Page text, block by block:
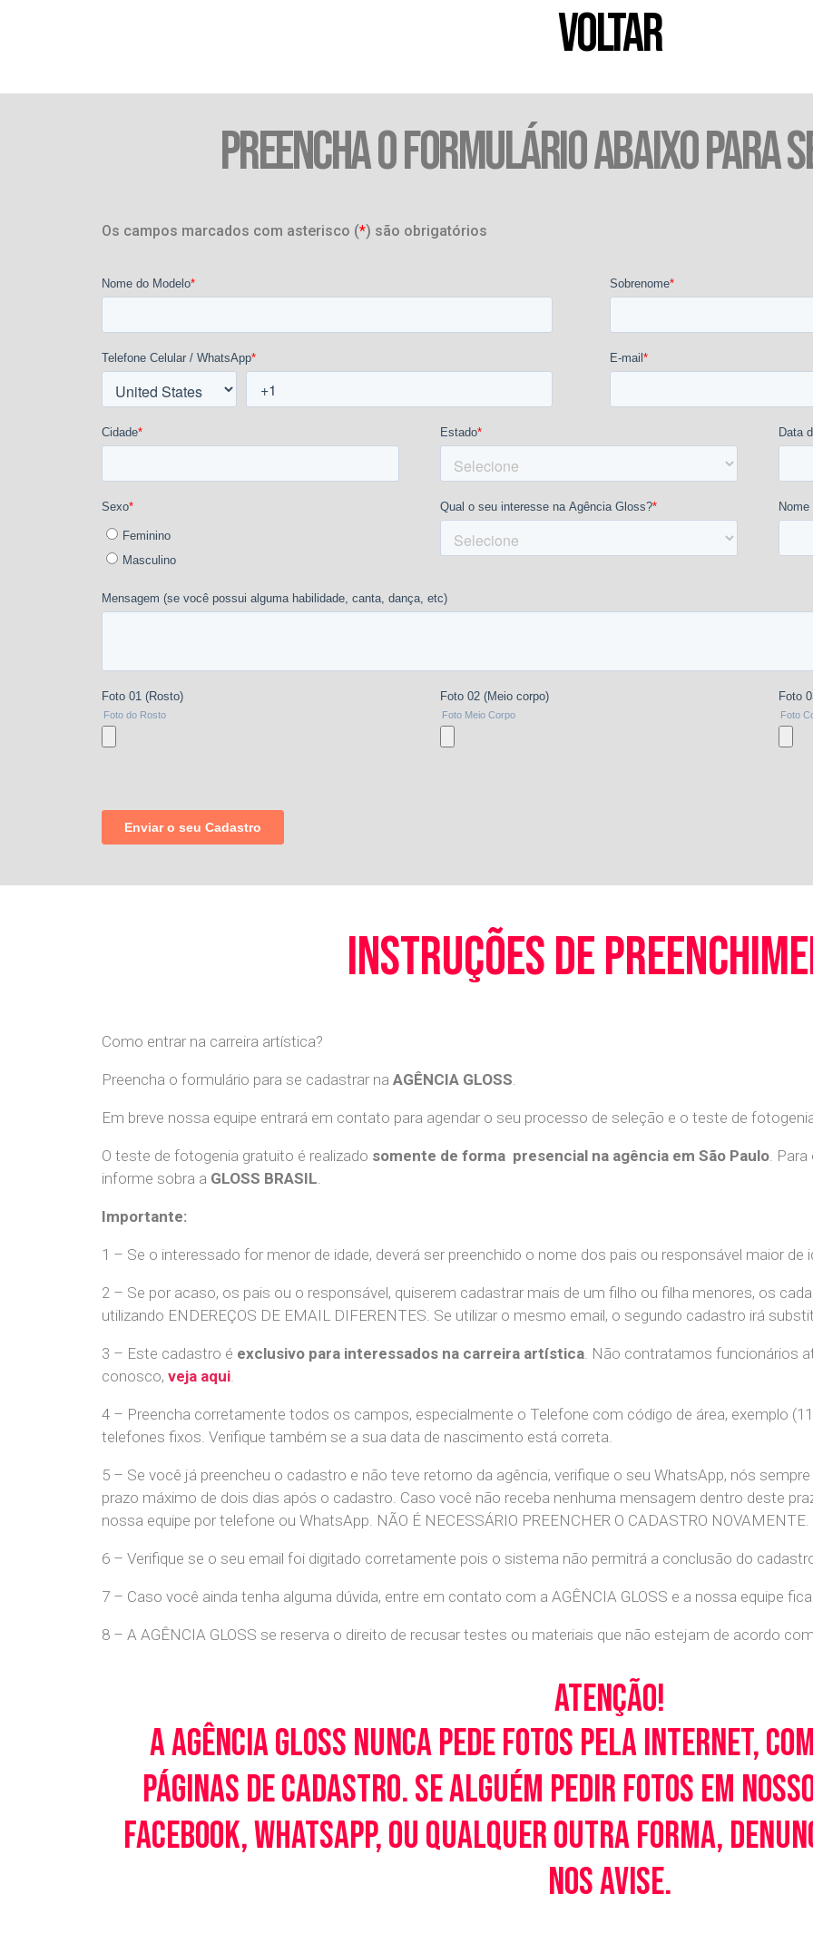
VOLTAR
PREENCHA O FORMULÁRIO ABAIXO PARA
Os campos marcados com asterisco (*) são obrigatórios
instruções de
Como entrar na carreira artística?
Preencha o formulário para se cadastrar na AGÊNCIA GLOSS
Em breve nossa equipe entrará em contato para agendar o seu processo de seleção e o teste de
O teste de fotogenia gratuito é realizado somente de forma presencial na agência em São Paulo .
informe sobra a GLOSS BRASIL
Importante:
1 – Se o interessado for menor de idade, deverá ser preenchido o nome dos pais ou responsável maior de
2 – Se por acaso, os pais ou o responsável, quiserem cadastrar mais de um filho ou filha menores, os
utilizando ENDEREÇOS DE EMAIL DIFERENTES. Se utilizar o mesmo email, o segundo cadastro irá
3 – Este cadastro é exclusivo para interessados na carreira artística . Não contratamos funcionários
conosco, veja aqui
4 – Preencha corretamente todos os campos, especialmente o Telefone com código de área, exemplo
telefones fixos. Verifique também se a sua data de nascimento está correta.
5 – Se você já preencheu o cadastro e não teve retorno da agência, verifique o seu WhatsApp, nós
prazo máximo de dois dias após o cadastro. Caso você não receba nenhuma mensagem dentro deste
nossa equipe por telefone ou WhatsApp. NÃO É NECESSÁRIO PREENCHER O CADASTRO NOVAMENTE.
6 – Verifique se o seu email foi digitado corretamente pois o sistema não permitrá a conclusão do
7 – Caso você ainda tenha alguma dúvida, entre em contato com a AGÊNCIA GLOSS e a nossa equipe
8 – A AGÊNCIA GLOSS se reserva o direito de recusar testes ou materiais que não estejam de acordo
Atenção!
A Agência Gloss nunca pede fotos pela Internet,
páginas de cadastro. Se alguém pedir fotos em
Facebook, WhatsApp, ou qualquer outra forma,
nos avise.